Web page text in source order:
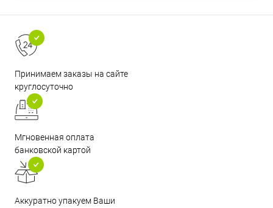
Принимаем заказы на сайте
круглосуточно
Мгновенная оплата
банковской картой
Аккуратно упакуем Ваши